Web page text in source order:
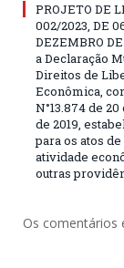
PROJETO DE
002/2023, DE
DEZEMBRO
a Declaração
Direitos de
Econômica,
N°13.874 de
de 2019,
para os atos
atividade
outras
Os comentários